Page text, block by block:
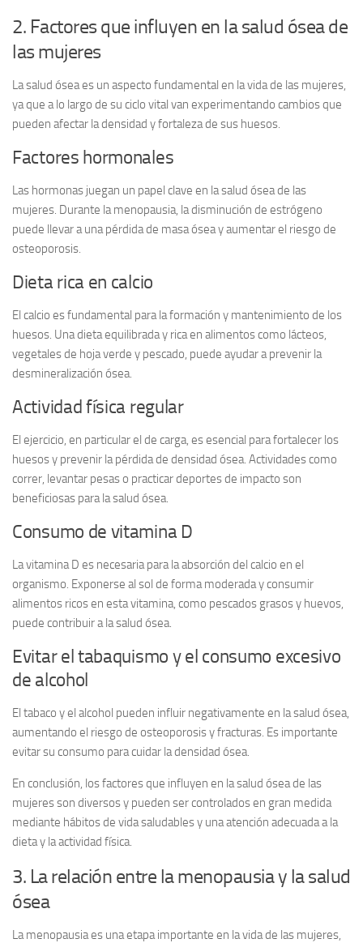
2. Factores que influyen en la salud ósea de
las mujeres
La salud ósea es un aspecto fundamental en la vida de las mujeres,
ya que a lo largo de su ciclo vital van experimentando cambios que
pueden afectar la densidad y fortaleza de sus huesos.
Factores hormonales
Las hormonas juegan un papel clave en la salud ósea de las
mujeres. Durante la menopausia, la disminución de estrógeno
puede llevar a una pérdida de masa ósea y aumentar el riesgo de
osteoporosis.
Dieta rica en calcio
El calcio es fundamental para la formación y mantenimiento de los
huesos. Una dieta equilibrada y rica en alimentos como lácteos,
vegetales de hoja verde y pescado, puede ayudar a prevenir la
desmineralización ósea.
Actividad física regular
El ejercicio, en particular el de carga, es esencial para fortalecer los
huesos y prevenir la pérdida de densidad ósea. Actividades como
correr, levantar pesas o practicar deportes de impacto son
beneficiosas para la salud ósea.
Consumo de vitamina D
La vitamina D es necesaria para la absorción del calcio en el
organismo. Exponerse al sol de forma moderada y consumir
alimentos ricos en esta vitamina, como pescados grasos y huevos,
puede contribuir a la salud ósea.
Evitar el tabaquismo y el consumo excesivo
de alcohol
El tabaco y el alcohol pueden influir negativamente en la salud ósea,
aumentando el riesgo de osteoporosis y fracturas. Es importante
evitar su consumo para cuidar la densidad ósea.
En conclusión, los factores que influyen en la salud ósea de las
mujeres son diversos y pueden ser controlados en gran medida
mediante hábitos de vida saludables y una atención adecuada a la
dieta y la actividad física.
3. La relación entre la menopausia y la salud
ósea
La menopausia es una etapa importante en la vida de las mujeres,